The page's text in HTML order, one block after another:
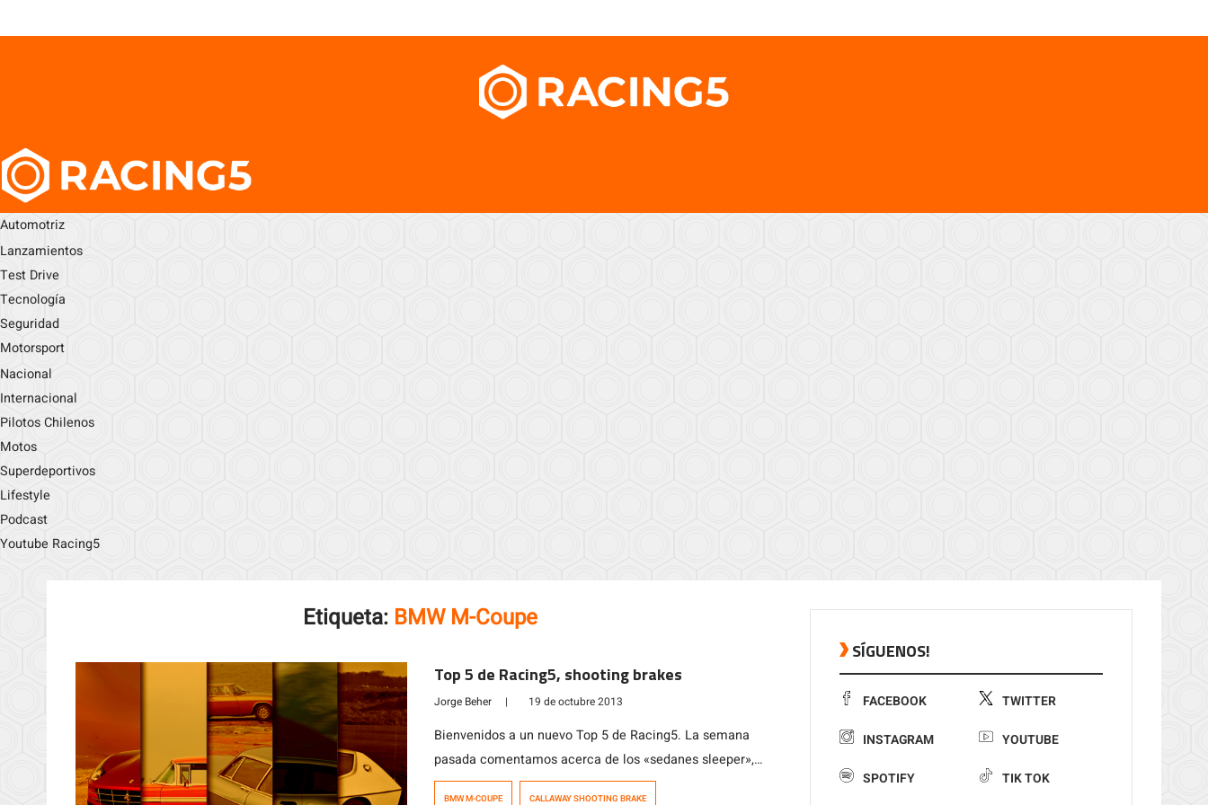
Automotriz
Lanzamientos
Test Drive
Tecnología
Seguridad
Motorsport
Nacional
Internacional
Pilotos Chilenos
Motos
Superdeportivos
Lifestyle
Podcast
Youtube Racing5
Etiqueta: BMW M-Coupe
Top 5 de Racing5, shooting brakes
Jorge Beher | 19 de octubre 2013
Bienvenidos a un nuevo Top 5 de Racing5. La semana
pasada comentamos acerca de los «sedanes sleeper»,
esos lobos con piel de oveja, con los que podrás llegar a
BMW M-COUPE CALLAWAY SHOOTING BRAKE
SÍGUENOS!
FACEBOOK TWITTER
INSTAGRAM YOUTUBE
SPOTIFY TIK TOK